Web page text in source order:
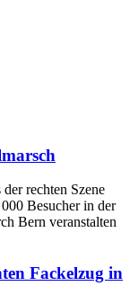
rechten Szene
Besucher in der
Bern veranstalten
Fackelzug in